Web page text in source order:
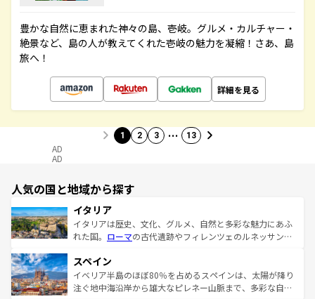
豊かな自然に恵まれた神々の島、壱岐。グルメ・カルチャー・
絶景など、島の人が教えてくれた壱岐の魅力を凝縮！さあ、島
旅へ！
詳細を見る
1 2 3 … 13
AD
AD
人気の国と地域から探す
イタリア
イタリアは歴史、文化、グルメ、自然と多彩な魅力にあふ
れた国。 ローマの古代遺跡やフィレンツェのルネッサンス
ろん、トスカーナの美しい田園風景やアマルフィ海岸の絶
景など、自然景観も見逃せない。観光の合間には、本場の
ピザやパスタなど、絶品のイタリア料理を堪能することも
スペイン
イベリア半島のほぼ80％を占めるスペインは、太陽が降り
注ぐ地中海沿岸から雄大なピレネー山脈まで、多彩な自然